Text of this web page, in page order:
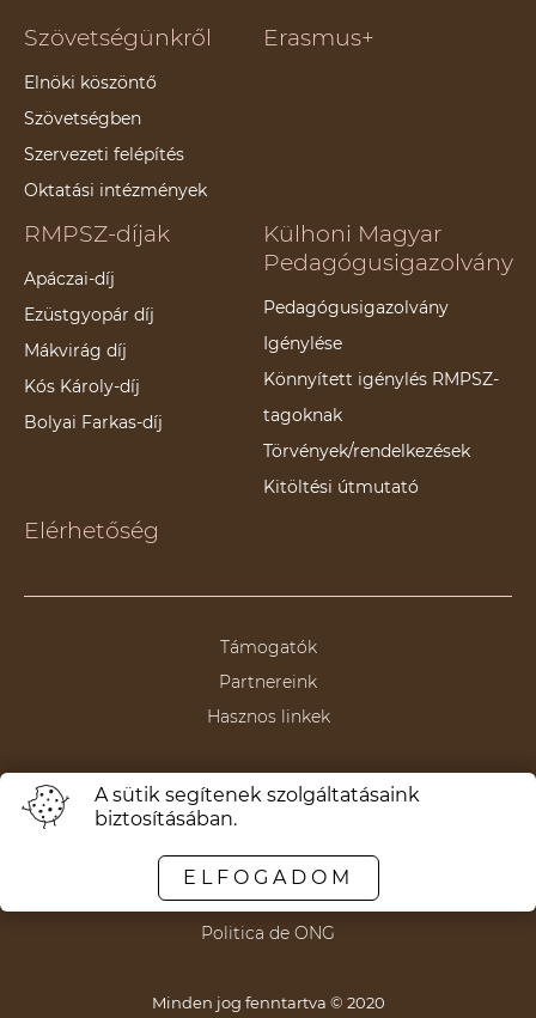
Szövetségünkről
Elnöki köszöntő
Szövetségben
Szervezeti felépítés
Oktatási intézmények
Erasmus+
RMPSZ-díjak
Apáczai-díj
Ezüstgyopár díj
Mákvirág díj
Kós Károly-díj
Bolyai Farkas-díj
Külhoni Magyar
Pedagógusigazolvány
Pedagógusigazolvány
Igénylése
Könnyített igénylés RMPSZ-
tagoknak
Törvények/rendelkezések
Kitöltési útmutató
Elérhetőség
Támogatók
Partnereink
Hasznos linkek
Termeni și condiții
Politica de anulare/returnare
Politica de confidențialitate
Politica de ONG
Minden jog fenntartva © 2020
A sütik segítenek szolgáltatásaink
biztosításában.
ELFOGADOM